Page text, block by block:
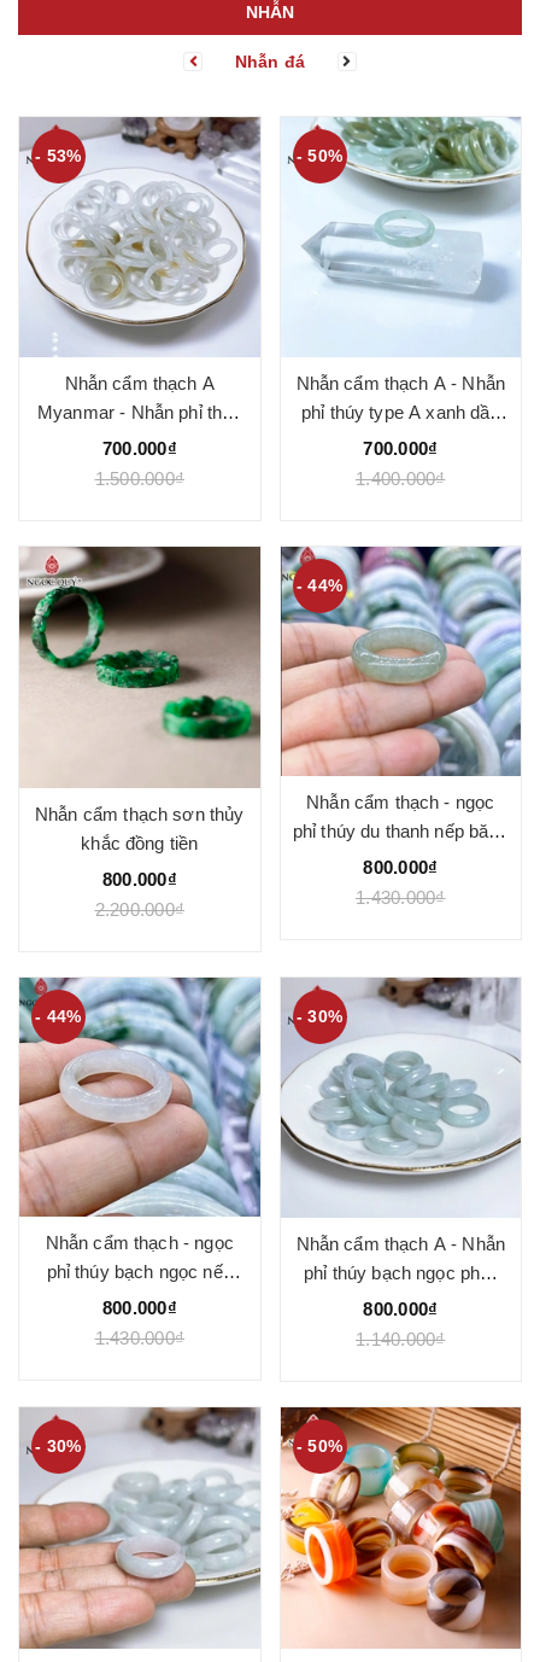
NHẪN
Nhẫn đá
- 53%
Nhẫn cẩm thạch A
Myanmar - Nhẫn phỉ thúy
bạch ngọc - bạch ngọc
điểm phỉ nếp băng bản 3-
700.000₫
1.500.000₫
- 50%
Nhẫn cẩm thạch A - Nhẫn
phỉ thúy type A xanh dầu
điểm huyết bản 3-4mm -
Ngọc Quý
700.000₫
1.400.000₫
Nhẫn cẩm thạch sơn thủy
khắc đồng tiền
800.000₫
2.200.000₫
- 44%
Nhẫn cẩm thạch - ngọc
phỉ thúy du thanh nếp băng
type A
800.000₫
1.430.000₫
- 44%
Nhẫn cẩm thạch - ngọc
phỉ thúy bạch ngọc nếp
băng
800.000₫
1.430.000₫
- 30%
Nhẫn cẩm thạch A - Nhẫn
phỉ thúy bạch ngọc phớt
xanh - Ngọc Quý
800.000₫
1.140.000₫
- 30% - 50%